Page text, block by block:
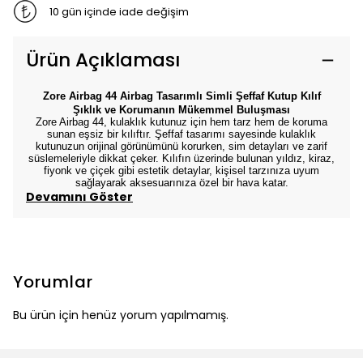
10 gün içinde iade değişim
Ürün Açıklaması
Zore Airbag 44 Airbag Tasarımlı Simli Şeffaf Kutup Kılıf
Şıklık ve Korumanın Mükemmel Buluşması
Zore Airbag 44, kulaklık kutunuz için hem tarz hem de koruma
sunan eşsiz bir kılıftır. Şeffaf tasarımı sayesinde kulaklık
kutunuzun orijinal görünümünü korurken, sim detayları ve zarif
süslemeleriyle dikkat çeker. Kılıfın üzerinde bulunan yıldız, kiraz,
fiyonk ve çiçek gibi estetik detaylar, kişisel tarzınıza uyum
sağlayarak aksesuarınıza özel bir hava katar.
Devamını Göster
Yorumlar
Bu ürün için henüz yorum yapılmamış.